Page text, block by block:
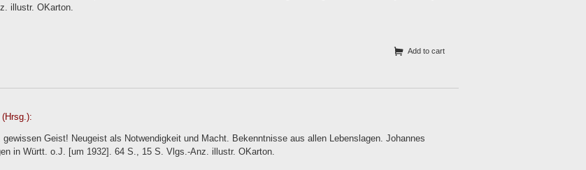
illustr. OKarton.
Add to cart
gewissen Geist! Neugeist als Notwendigkeit und Macht. Bekenntnisse aus allen Lebenslagen. Johannes
in Württ. o.J. [um 1932]. 64 S., 15 S. Vlgs.-Anz. illustr. OKarton.